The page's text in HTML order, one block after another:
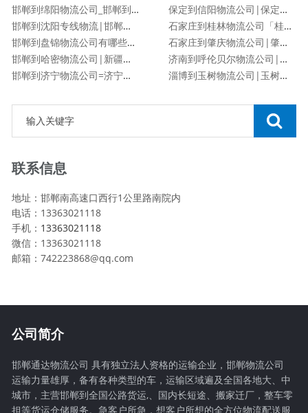
邯郸到绵阳物流公司_邯郸到绵阳物流专线
邯郸到沈阳专线物流|邯郸到沈阳物流公司
邯郸到盘锦物流公司有哪些专线
邯郸到哈密物流公司|新疆专线
邯郸到济宁物流公司=济宁专线
保定到信阳物流公司|保定到信阳物流专线
石家庄到桂林物流公司「桂林专线」
石家庄到肇庆物流公司|肇庆专线
济南到呼伦贝尔物流公司|济南到呼伦贝尔物流专线
淄博到玉树物流公司|玉树专线
联系信息
地址：邯郸南高速口西行1公里路南院内
电话：13363021118
手机： 13363021118
微信：13363021118
邮箱：742223868@qq.com
公司简介
邯郸通达物流公司 具有独立法人资格的运输企业，邯郸物流公司
运输力量雄厚，备有各种类型的车，运输区域遍及全国各地大、中
城市，主营邯郸到全国公路货运,、国内长短途、搬家迁厂，整车零
担等货运仓储服务。急客户所急，想客户所想的全方位物流配送服